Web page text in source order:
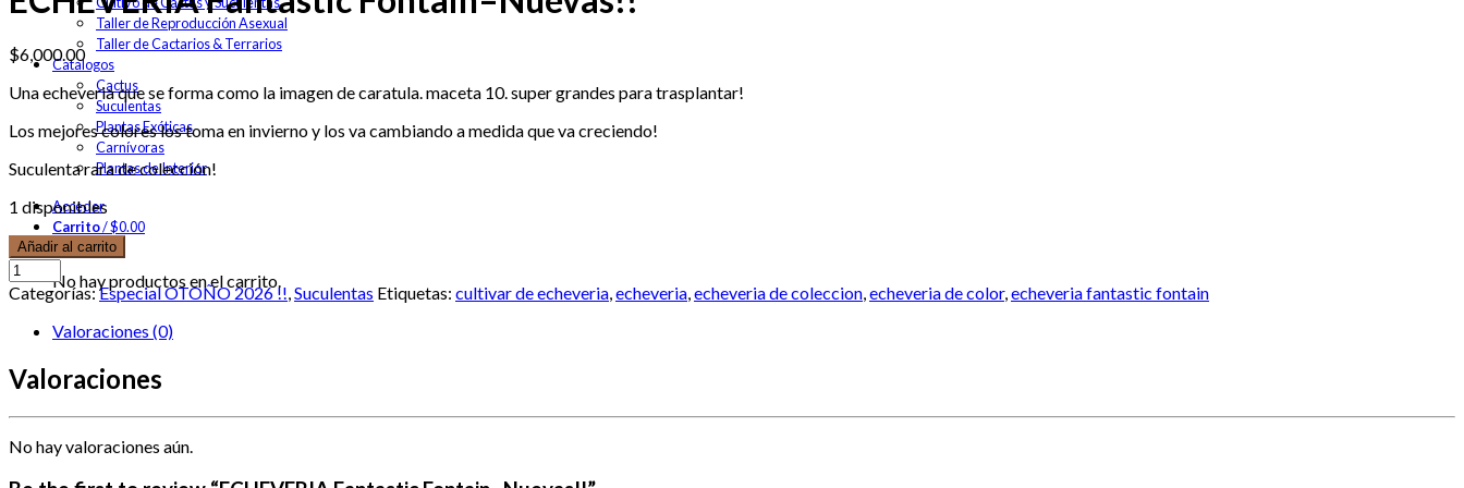
Taller de Reproducción Asexual
Taller de Cactarios & Terrarios
Catalogos
Cactus
Suculentas
Plantas Exóticas
Carnívoras
Plantas de Interior
Acceder
Carrito/$0.00
0
No hay productos en el carrito.
$6,000.00
Una echeveria que se forma como la imagen de caratula. maceta 10. super grandes para trasplantar!
Los mejores colores los toma en invierno y los va cambiando a medida que va creciendo!
Suculenta rara de colección!
1 disponibles
Añadir al carrito
Categorías:Especial OTOÑO 2026 !!,Suculentas Etiquetas: cultivar de echeveria,echeveria,echeveria de coleccion,echeveria de color,echeveria fantastic fontain
Valoraciones (0)
Valoraciones
No hay valoraciones aún.